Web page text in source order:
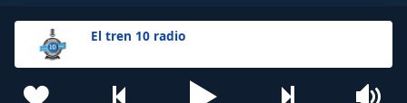
El tren 10 radio